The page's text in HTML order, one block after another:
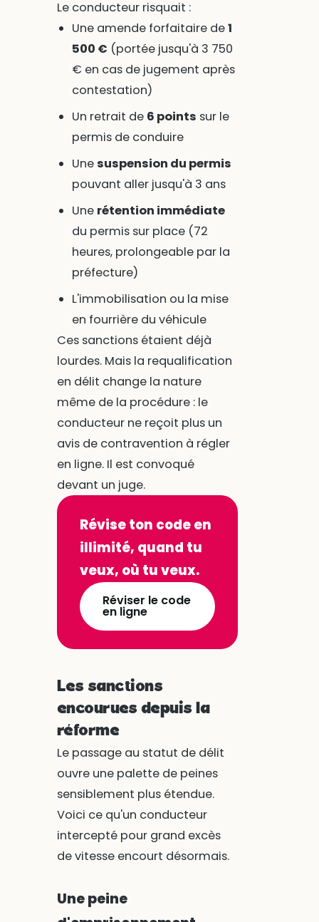
Le conducteur risquait :
Une amende forfaitaire de1
500 € (portée jusqu'à 3 750
€ en cas de jugement après
contestation)
Un retrait de 6 points sur le
permis de conduire
Unesuspension du permis
pouvant aller jusqu'à 3 ans
Une rétention immédiate
du permis sur place (72
heures, prolongeable par la
préfecture)
L'immobilisation ou la mise
en fourrière du véhicule
Ces sanctions étaient déjà
lourdes. Mais la requalification
en délit change la nature
même de la procédure : le
conducteur ne reçoit plus un
avis de contravention à régler
en ligne. Il est convoqué
devant un juge.
Révise ton code en
illimité, quand tu
veux, où tu veux.
Réviser le code
en ligne
Les sanctions
encourues depuis la
réforme
Le passage au statut de délit
ouvre une palette de peines
sensiblement plus étendue.
Voici ce qu'un conducteur
intercepté pour grand excès
de vitesse encourt désormais.
Une peine